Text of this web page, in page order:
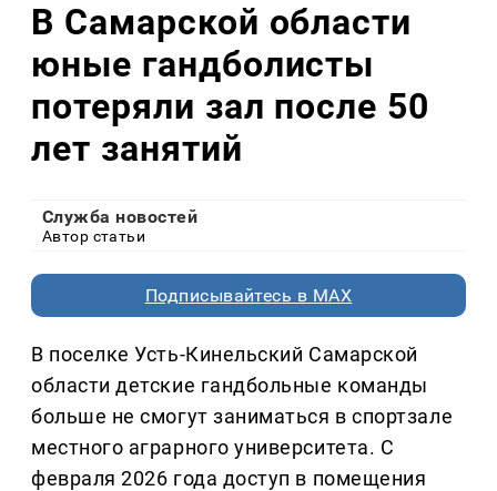
В Самарской области
юные гандболисты
потеряли зал после 50
лет занятий
Служба новостей
Автор статьи
Подписывайтесь в MAX
В поселке Усть-Кинельский Самарской
области детские гандбольные команды
больше не смогут заниматься в спортзале
местного аграрного университета. С
февраля 2026 года доступ в помещения